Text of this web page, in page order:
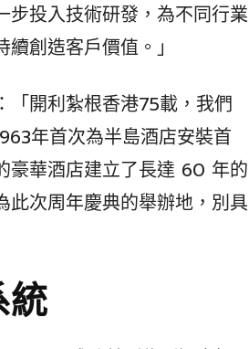
步投入技術研發，為不同行業
創造客戶價值。」
「開利紮根香港75載，我們
年首次為半島酒店安裝首
豪華酒店建立了長達 60 年的
此次周年慶典的舉辦地，別具